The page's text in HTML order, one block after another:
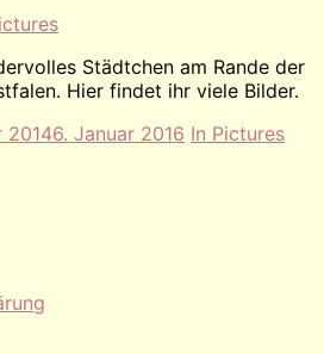
Städtchen am Rande der
Hier findet ihr viele Bilder.
20146. Januar 2016 In Pictures